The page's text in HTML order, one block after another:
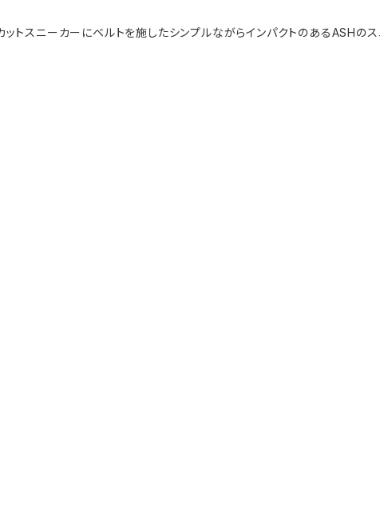
トスニーカーにベルトを施したシンプルながらインパクトのあるASHのス